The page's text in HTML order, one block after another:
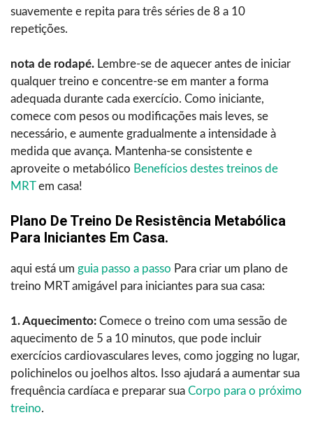
suavemente e repita para três séries de 8 a 10
repetições.
nota de rodapé. Lembre-se de aquecer antes de iniciar
qualquer treino e concentre-se em manter a forma
adequada durante cada exercício. Como iniciante,
comece com pesos ou modificações mais leves, se
necessário, e aumente gradualmente a intensidade à
medida que avança. Mantenha-se consistente e
aproveite o metabólico Benefícios destes treinos de
MRTem casa!
Plano De Treino De Resistência Metabólica
Para Iniciantes Em Casa.
aqui está um guia passo a passo Para criar um plano de
treino MRT amigável para iniciantes para sua casa:
1. Aquecimento: Comece o treino com uma sessão de
aquecimento de 5 a 10 minutos, que pode incluir
exercícios cardiovasculares leves, como jogging no lugar,
polichinelos ou joelhos altos. Isso ajudará a aumentar sua
frequência cardíaca e preparar sua Corpo para o próximo
treino.